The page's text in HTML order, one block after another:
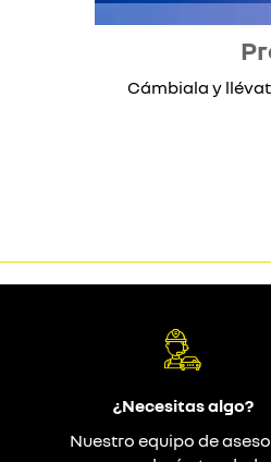
Cámbiala y
¿Necesitas algo?
Nuestro equipo de